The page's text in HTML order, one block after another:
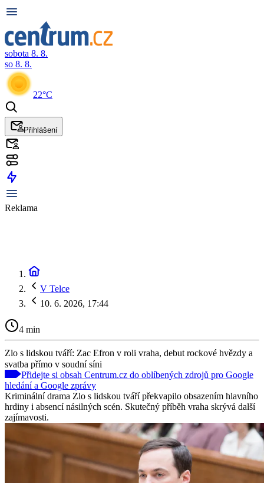
sobota 8. 8.
so 8. 8.
22°C
Přihlášení
Reklama
V Telce
10. 6. 2026, 17:44
4 min
Zlo s lidskou tváří: Zac Efron v roli vraha, debut rockové hvězdy a
svatba přímo v soudní síni
Přidejte si obsah Centrum.cz do oblíbených zdrojů pro Google
hledání a Google zprávy
Kriminální drama Zlo s lidskou tváří překvapilo obsazením hlavního
hrdiny i absencí násilných scén. Skutečný příběh vraha skrývá další
zajímavosti.